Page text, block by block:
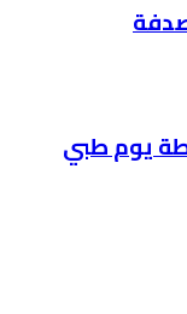
يوم طبي